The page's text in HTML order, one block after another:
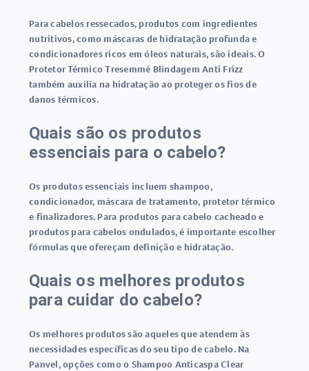
Para cabelos ressecados, produtos com ingredientes
nutritivos, como máscaras de hidratação profunda e
condicionadores ricos em óleos naturais, são ideais. O
Protetor Térmico Tresemmé Blindagem Anti Frizz
também auxilia na hidratação ao proteger os fios de
danos térmicos.
Quais são os produtos
essenciais para o cabelo?
Os produtos essenciais incluem shampoo,
condicionador, máscara de tratamento, protetor térmico
e finalizadores. Para produtos para cabelo cacheado e
produtos para cabelos ondulados, é importante escolher
fórmulas que ofereçam definição e hidratação.
Quais os melhores produtos
para cuidar do cabelo?
Os melhores produtos são aqueles que atendem às
necessidades específicas do seu tipo de cabelo. Na
Panvel, opções como o Shampoo Anticaspa Clear